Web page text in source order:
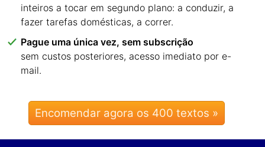
inteiros a tocar em segundo plano: a conduzir, a
fazer tarefas domésticas, a correr.
Pague uma única vez, sem subscrição
sem custos posteriores, acesso imediato por e-
mail.
Encomendar agora os 400 textos »